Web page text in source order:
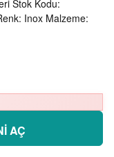
Stok Kodu:
Inox Malzeme:
AÇ